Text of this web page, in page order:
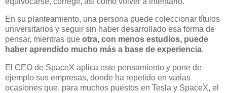
En su planteamiento, una persona puede coleccionar títulos
universitarios y seguir sin haber desarrollado esa forma de
pensar, mientras que otra, con menos estudios, puede
haber aprendido mucho más a base de experiencia.
El CEO de SpaceX aplica este pensamiento y pone de
ejemplo sus empresas, donde ha repetido en varias
ocasiones que, para muchos puestos en Tesla y SpaceX, el